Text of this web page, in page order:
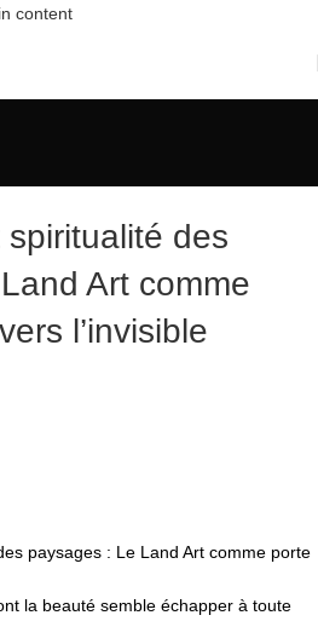
content
des
Art comme
l’invisible
la beauté semble échapper à toute